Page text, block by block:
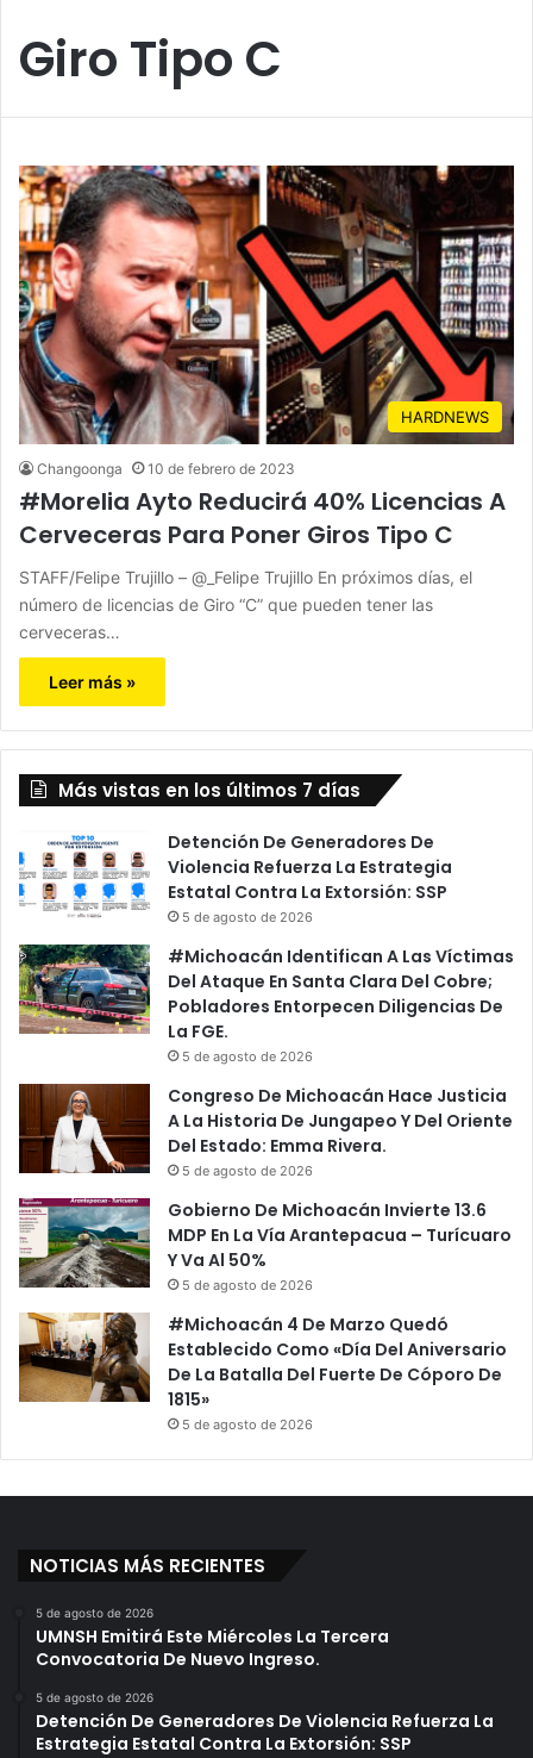
Giro Tipo C
HARDNEWS
Changoonga 10 de febrero de 2023
#Morelia Ayto Reducirá 40% Licencias A
Cerveceras Para Poner Giros Tipo C
STAFF/Felipe Trujillo – @_Felipe Trujillo En próximos días, el
número de licencias de Giro “C” que pueden tener las
cerveceras…
Leer más »
Más vistas en los últimos 7 días
Detención De Generadores De
Violencia Refuerza La Estrategia
Estatal Contra La Extorsión: SSP
5 de agosto de 2026
#Michoacán Identifican A Las Víctimas
Del Ataque En Santa Clara Del Cobre;
Pobladores Entorpecen Diligencias De
La FGE.
5 de agosto de 2026
Congreso De Michoacán Hace Justicia
A La Historia De Jungapeo Y Del Oriente
Del Estado: Emma Rivera.
5 de agosto de 2026
Gobierno De Michoacán Invierte 13.6
MDP En La Vía Arantepacua – Turícuaro
Y Va Al 50%
5 de agosto de 2026
#Michoacán 4 De Marzo Quedó
Establecido Como «Día Del Aniversario
De La Batalla Del Fuerte De Cóporo De
1815»
5 de agosto de 2026
NOTICIAS MÁS RECIENTES
5 de agosto de 2026
UMNSH Emitirá Este Miércoles La Tercera
Convocatoria De Nuevo Ingreso.
5 de agosto de 2026
Detención De Generadores De Violencia Refuerza La
Estrategia Estatal Contra La Extorsión: SSP